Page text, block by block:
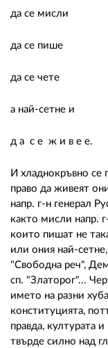
да се мисли
да се пише
да се чете
а най-сетне и
д а с е ж и в е е.
И хладнокръвно се
право да живеят
напр. г-н генерал
както мисли напр.
които пишат не
или ония най-
"Свободна реч",
сп. "Златорог"...
името на разни
конституцията,
правда, културата
твърде силно над